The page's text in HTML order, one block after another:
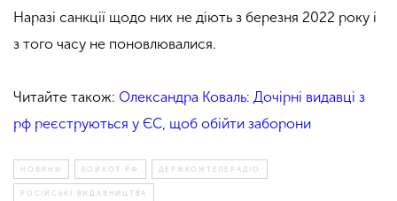
Наразі санкції щодо них не діють з березня 2022 року і
з того часу не поновлювалися.
Читайте також: Олександра Коваль: Дочірні видавці з
рф реєструються у ЄС, щоб обійти заборони
НОВИНИ БОЙКОТ РФ ДЕРЖКОМТЕЛЕРАДІО
РОСІЙСЬКІ ВИДАВНИЦТВА